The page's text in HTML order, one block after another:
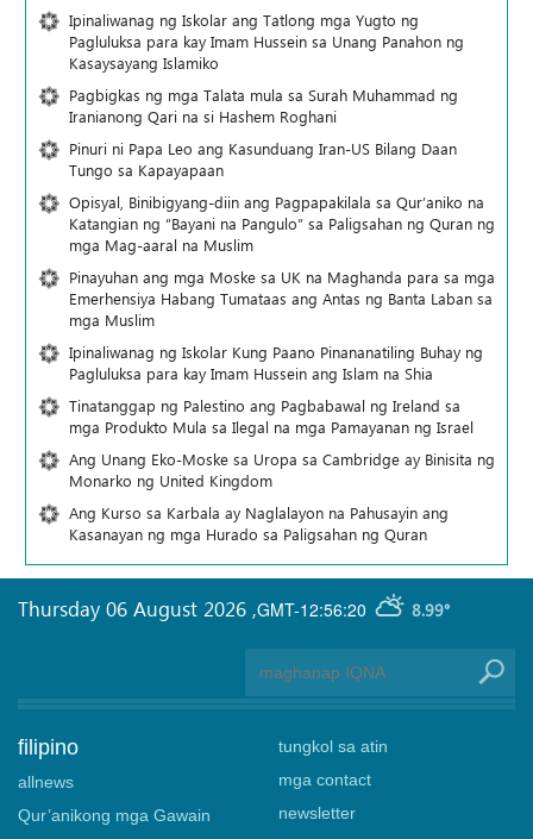
Ipinaliwanag ng Iskolar ang Tatlong mga Yugto ng
Pagluluksa para kay Imam Hussein sa Unang Panahon ng
Kasaysayang Islamiko
Pagbigkas ng mga Talata mula sa Surah Muhammad ng
Iranianong Qari na si Hashem Roghani
Pinuri ni Papa Leo ang Kasunduang Iran-US Bilang Daan
Tungo sa Kapayapaan
Opisyal, Binibigyang-diin ang Pagpapakilala sa Qur’aniko na
Katangian ng “Bayani na Pangulo” sa Paligsahan ng Quran ng
mga Mag-aaral na Muslim
Pinayuhan ang mga Moske sa UK na Maghanda para sa mga
Emerhensiya Habang Tumataas ang Antas ng Banta Laban sa
mga Muslim
Ipinaliwanag ng Iskolar Kung Paano Pinananatiling Buhay ng
Pagluluksa para kay Imam Hussein ang Islam na Shia
Tinatanggap ng Palestino ang Pagbabawal ng Ireland sa
mga Produkto Mula sa Ilegal na mga Pamayanan ng Israel
Ang Unang Eko-Moske sa Uropa sa Cambridge ay Binisita ng
Monarko ng United Kingdom
Ang Kurso sa Karbala ay Naglalayon na Pahusayin ang
Kasanayan ng mga Hurado sa Paligsahan ng Quran
GMT-12:56:20 8.99°
Thursday 06 August 2026 ,
filipino
allnews
Qur’anikong mga Gawain
tungkol sa atin
mga contact
newsletter